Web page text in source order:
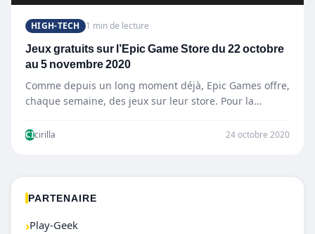
HIGH-TECH 1 min de lecture
Jeux gratuits sur l’Epic Game Store du 22 octobre
au 5 novembre 2020
Comme depuis un long moment déjà, Epic Games offre,
chaque semaine, des jeux sur leur store. Pour la…
CIcirilla 24 octobre 2020
PARTENAIRE
›Play-Geek